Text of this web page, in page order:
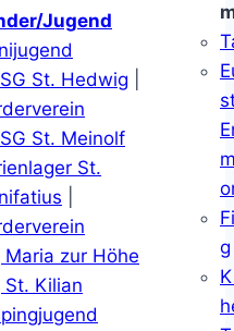
Jugend
St. Hedwig
St. Meinolf
St.
Maria zur Höhe
St. Kilian
g